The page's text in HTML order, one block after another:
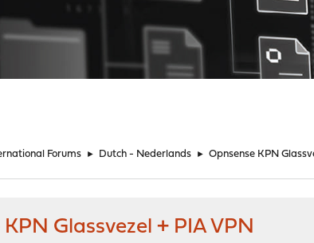
Forums ► Dutch - Nederlands ► Opnsense KPN
Glassvezel + PIA VPN